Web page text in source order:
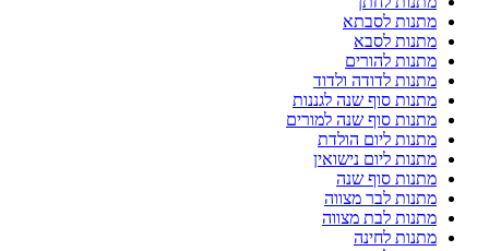
מתנות לסבתא
מתנות לסבא
מתנות להורים
מתנות לדודה ולדוד
מתנות סוף שנה לגננות
מתנות סוף שנה למורים
מתנות ליום הולדת
מתנות ליום נישואין
מתנות סוף שנה
מתנות לבר מצווה
מתנות לבת מצווה
מתנות לחינה